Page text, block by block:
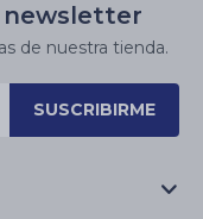
newsletter
de nuestra tienda.
SUSCRIBIRME